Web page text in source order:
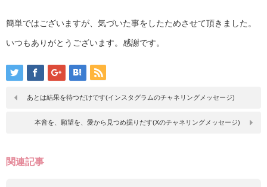
簡単ではございますが、気づいた事をしたためさせて頂きました。
いつもありがとうございます。感謝です。
あとは結果を待つだけです(インスタグラムのチャネリングメッセージ)
本音を、願望を、愛から見つめ掘りだす(Xのチャネリングメッセージ)
関連記事